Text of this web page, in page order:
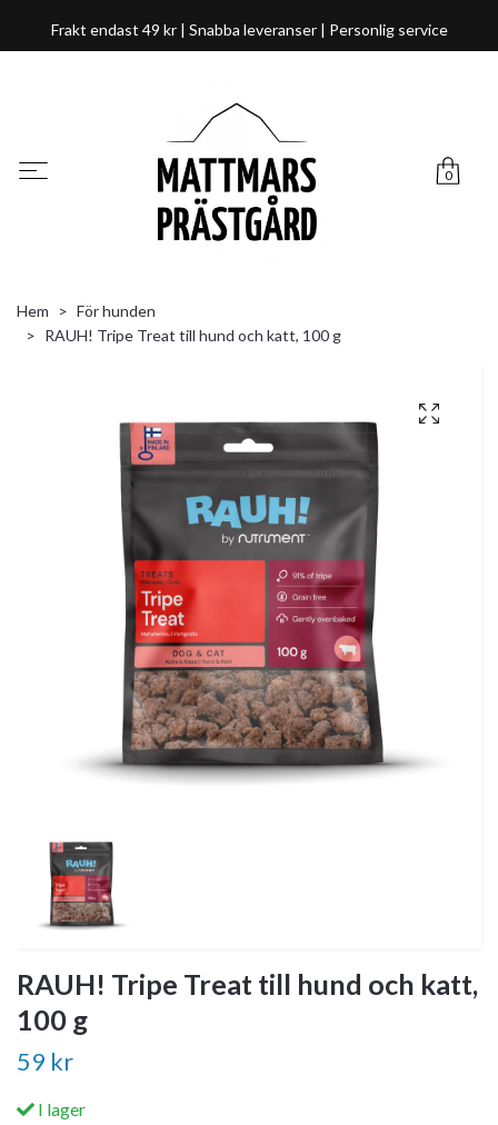
Frakt endast 49 kr | Snabba leveranser | Personlig service
0
Hem
För hunden
RAUH! Tripe Treat till hund och katt, 100 g
RAUH! Tripe Treat till hund och katt,
100 g
59 kr
I lager